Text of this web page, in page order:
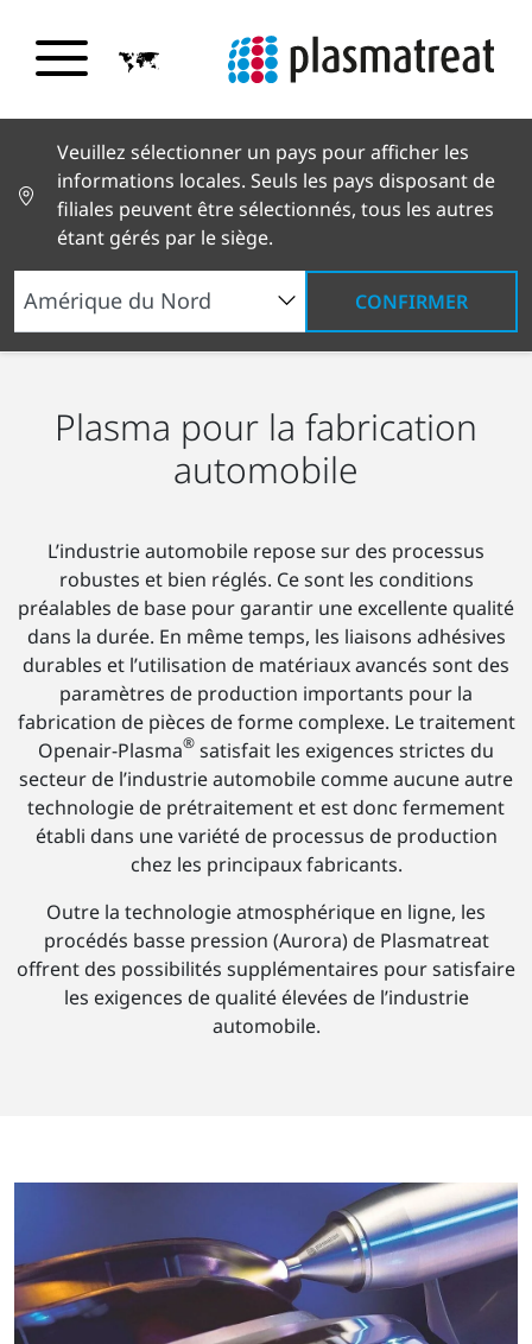
Veuillez sélectionner un pays pour afficher les
informations locales. Seuls les pays disposant de
filiales peuvent être sélectionnés, tous les autres
étant gérés par le siège.
CONFIRMER
Solutions pour l’industrie Secteur Automobile
Plasma pour la fabrication
automobile
L’industrie automobile repose sur des processus
robustes et bien réglés. Ce sont les conditions
préalables de base pour garantir une excellente qualité
dans la durée. En même temps, les liaisons adhésives
durables et l’utilisation de matériaux avancés sont des
paramètres de production importants pour la
fabrication de pièces de forme complexe. Le traitement
Openair-Plasma® satisfait les exigences strictes du
secteur de l’industrie automobile comme aucune autre
technologie de prétraitement et est donc fermement
établi dans une variété de processus de production
chez les principaux fabricants.
Outre la technologie atmosphérique en ligne, les
procédés basse pression (Aurora) de Plasmatreat
offrent des possibilités supplémentaires pour satisfaire
les exigences de qualité élevées de l’industrie
automobile.